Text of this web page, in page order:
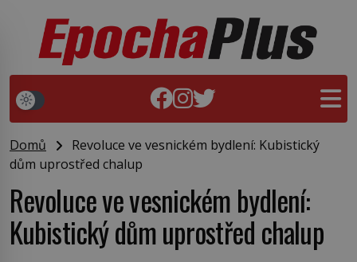
Domů
Revoluce ve vesnickém bydlení: Kubistický
dům uprostřed chalup
Revoluce ve vesnickém bydlení:
Kubistický dům uprostřed chalup